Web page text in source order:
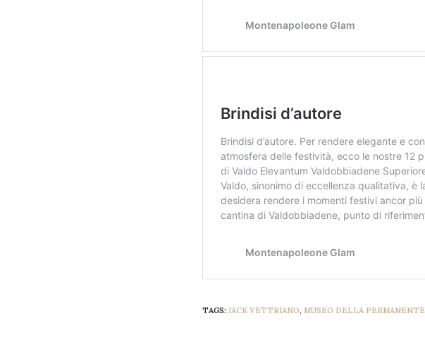
TAGS: JACK VETTRIANO, MUSEO DELLA PERMANENTE